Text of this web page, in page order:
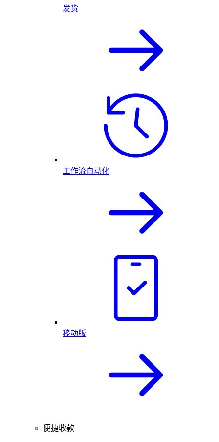
发货
工作流自动化
移动版
便捷收款